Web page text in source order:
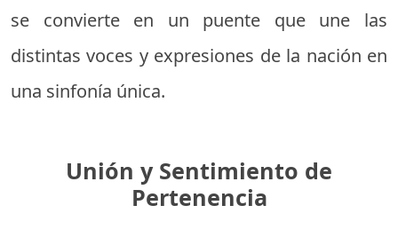
se convierte en un puente que une las
distintas voces y expresiones de la nación en
una sinfonía única.
Unión y Sentimiento de
Pertenencia